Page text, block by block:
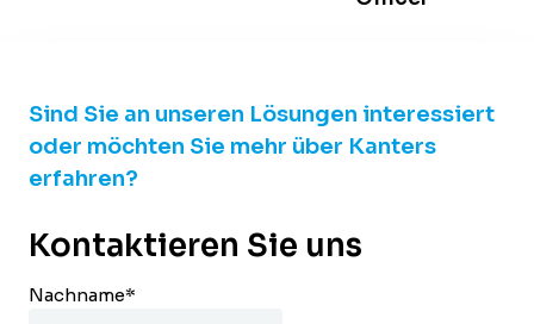
Sind Sie an unseren Lösungen interessiert
oder möchten Sie mehr über Kanters
erfahren?
Kontaktieren Sie uns
Nachname*